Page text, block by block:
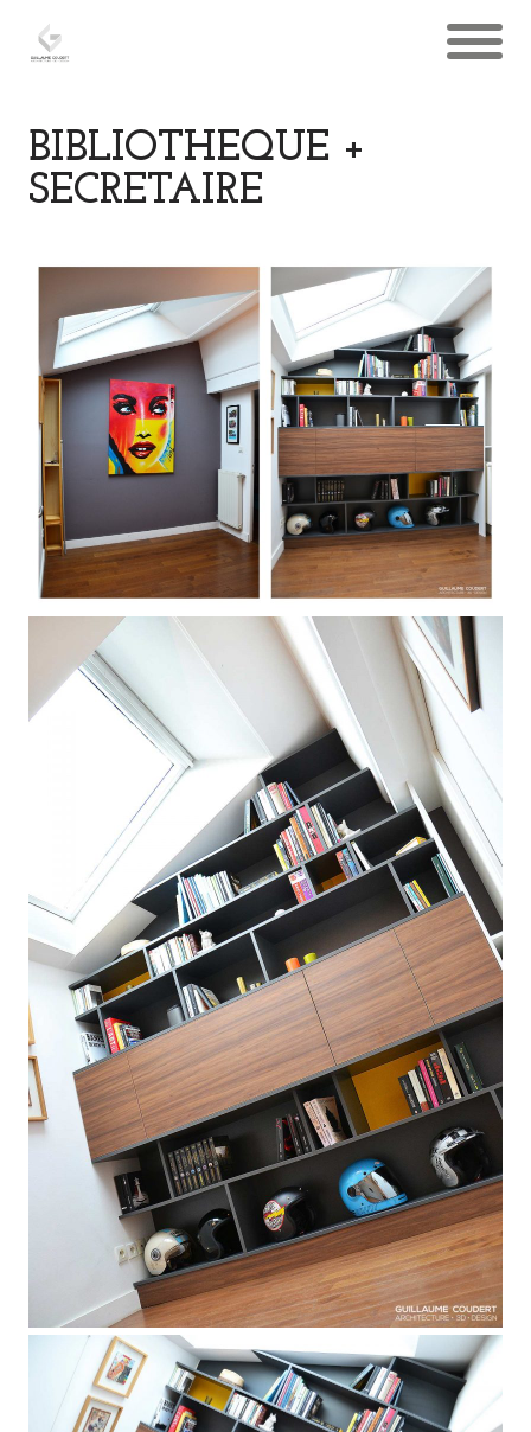
BIBLIOTHEQUE +
SECRETAIRE